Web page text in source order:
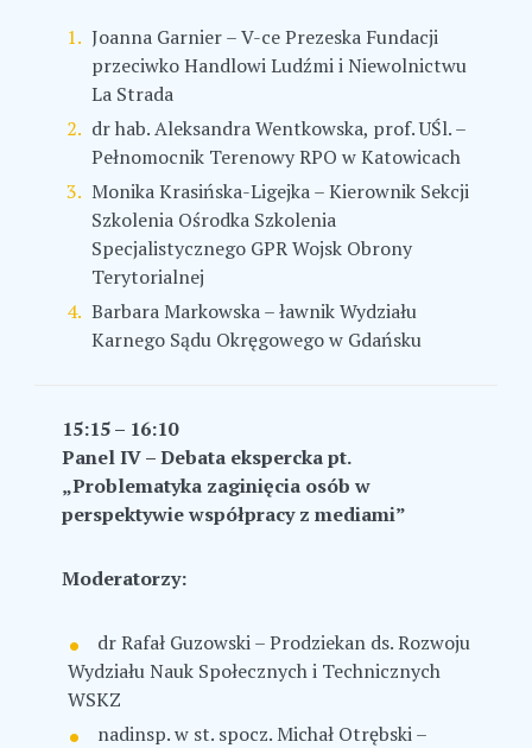
Joanna Garnier – V-ce Prezeska Fundacji
przeciwko Handlowi Ludźmi i Niewolnictwu
La Strada
dr hab. Aleksandra Wentkowska, prof. UŚl. –
Pełnomocnik Terenowy RPO w Katowicach
Monika Krasińska-Ligejka – Kierownik Sekcji
Szkolenia Ośrodka Szkolenia
Specjalistycznego GPR Wojsk Obrony
Terytorialnej
Barbara Markowska – ławnik Wydziału
Karnego Sądu Okręgowego w Gdańsku
15:15 – 16:10
Panel IV – Debata ekspercka pt.
„Problematyka zaginięcia osób w
perspektywie współpracy z mediami”
Moderatorzy:
dr Rafał Guzowski – Prodziekan ds. Rozwoju
Wydziału Nauk Społecznych i Technicznych
WSKZ
nadinsp. w st. spocz. Michał Otrębski –